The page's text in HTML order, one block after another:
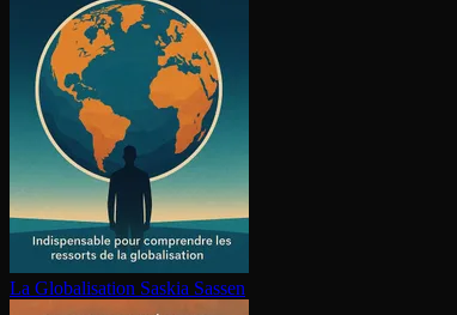
La Glo­ba­li­sa­tion Saskia Sassen